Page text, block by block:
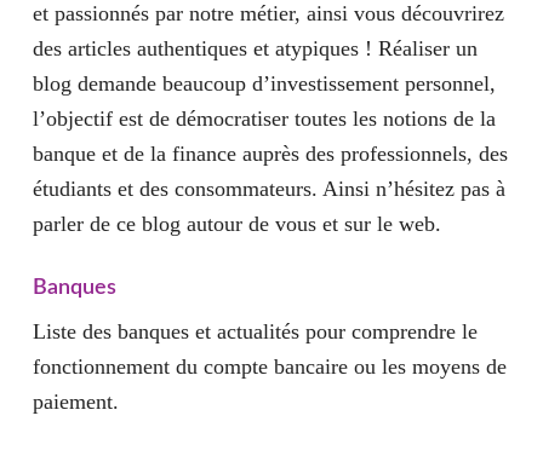
et passionnés par notre métier, ainsi vous découvrirez
des articles authentiques et atypiques ! Réaliser un
blog demande beaucoup d’investissement personnel,
l’objectif est de démocratiser toutes les notions de la
banque et de la finance auprès des professionnels, des
étudiants et des consommateurs. Ainsi n’hésitez pas à
parler de ce blog autour de vous et sur le web.
Banques
Liste des banques et actualités pour comprendre le
fonctionnement du compte bancaire ou les moyens de
paiement.